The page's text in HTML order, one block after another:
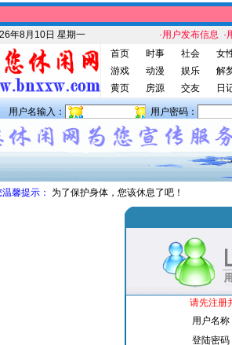
年8月10日 星期一 ·用户发布信息 ·
首页
时事 社会
女
游戏
动漫 娱乐
解
黄页
房源 交友 日
用户名输入： 用户密码：
馨提示： 为了保护身体，您该休息了吧！
请先注册
用户名
登陆密